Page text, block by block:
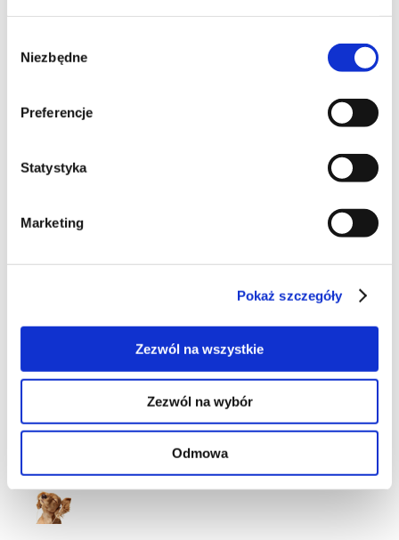
zgody
Niezbędne
Preferencje
Statystyka
Marketing
Pokaż szczegóły
Zezwól na wszystkie
Zezwól na wybór
Odmowa
43